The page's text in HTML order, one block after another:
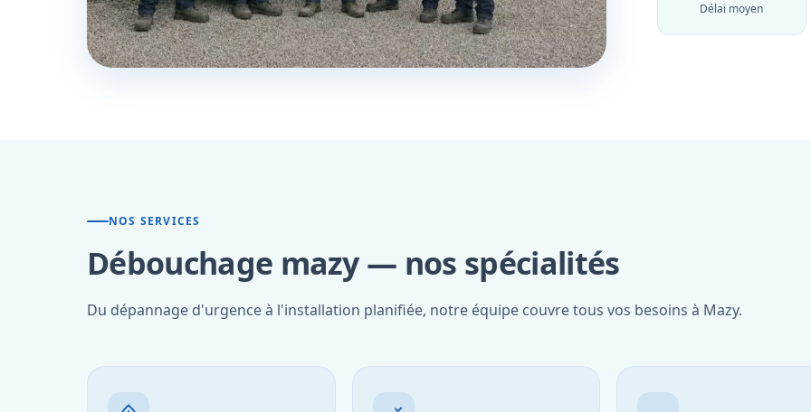
Délai moyen
NOS SERVICES
Débouchage mazy — nos spécialités
Du dépannage d'urgence à l'installation planifiée, notre équipe couvre tous vos besoins à Mazy.